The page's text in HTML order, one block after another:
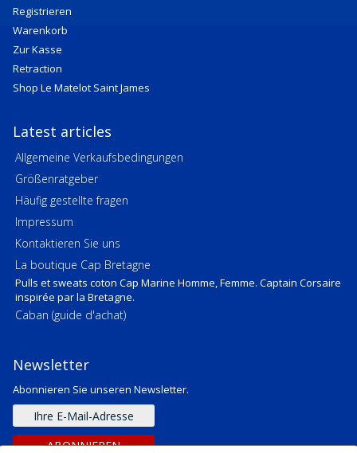
Registrieren
Warenkorb
Zur Kasse
Retraction
Shop Le Matelot Saint James
Latest articles
Allgemeine Verkaufsbedingungen
Größenratgeber
Häufig gestellte fragen
Impressum
Kontaktieren Sie uns
La boutique Cap Bretagne
Pulls et sweats coton Cap Marine Homme, Femme. Captain Corsaire
inspirée par la Bretagne.
Caban (guide d'achat)
Newsletter
Abonnieren Sie unseren Newsletter.
E-
mail
AdresseABONNIEREN